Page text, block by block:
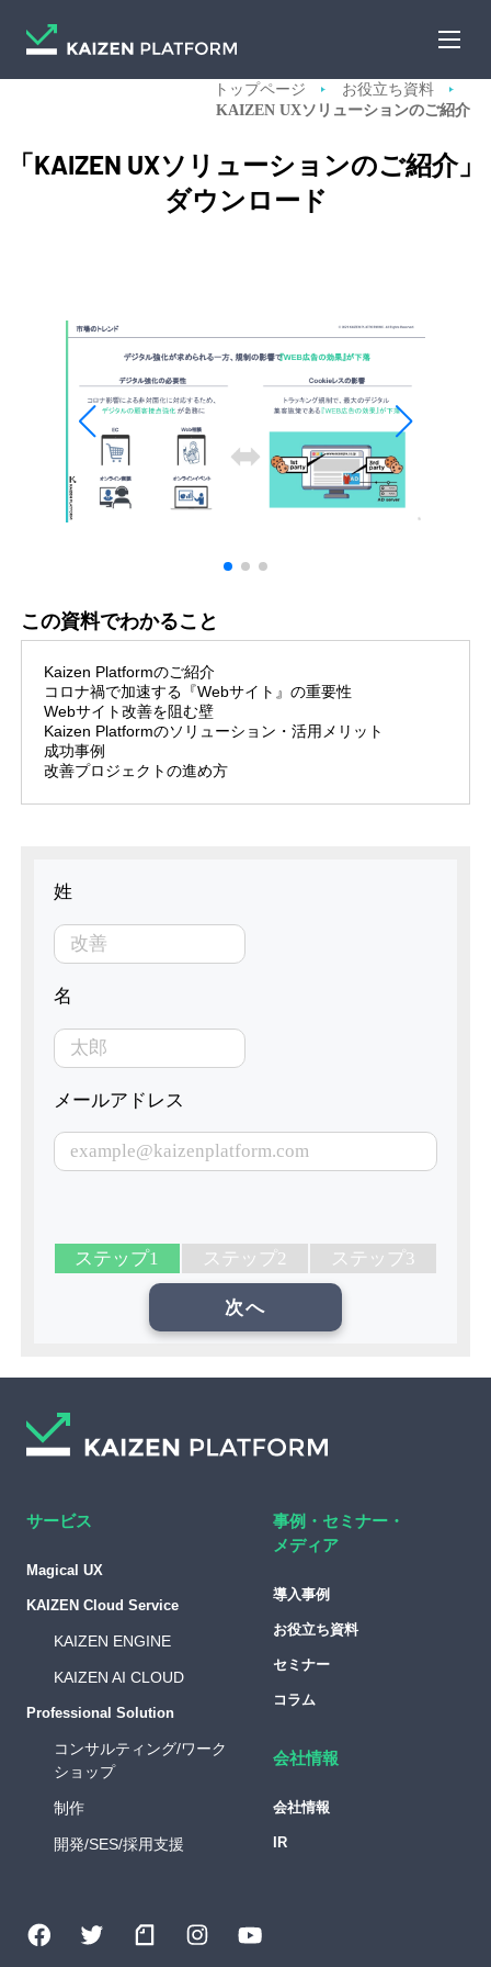
トップページ
お役立ち資料
KAIZEN UXソリューションのご紹介
「KAIZEN UXソリューションのご紹介」
ダウンロード
この資料でわかること
Kaizen Platformのご紹介
コロナ禍で加速する『Webサイト』の重要性
Webサイト改善を阻む壁
Kaizen Platformのソリューション・活用メリット
成功事例
改善プロジェクトの進め方
姓
名
メールアドレス
ステップ1 ステップ2 ステップ3
サービス
Magical UX
KAIZEN Cloud Service
KAIZEN ENGINE
KAIZEN AI CLOUD
Professional Solution
コンサルティング/ワーク
ショップ
制作
開発/SES/採用支援
事例・セミナー・
メディア
導入事例
お役立ち資料
セミナー
コラム
会社情報
会社情報
IR